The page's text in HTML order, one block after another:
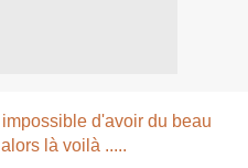
d'avoir du beau
là voilà .....